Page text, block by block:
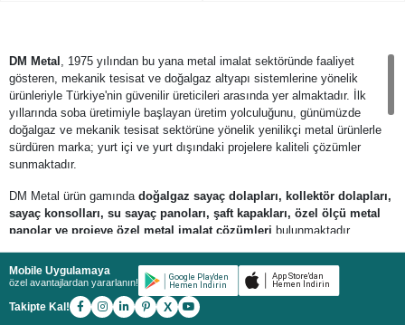
DM Metal , 1975 yılından bu yana metal imalat sektöründe faaliyet
gösteren, mekanik tesisat ve doğalgaz altyapı sistemlerine yönelik
ürünleriyle Türkiye'nin güvenilir üreticileri arasında yer almaktadır. İlk
yıllarında soba üretimiyle başlayan üretim yolculuğunu, günümüzde
doğalgaz ve mekanik tesisat sektörüne yönelik yenilikçi metal ürünlerle
sürdüren marka; yurt içi ve yurt dışındaki projelere kaliteli çözümler
sunmaktadır.
DM Metal ürün gamında doğalgaz sayaç dolapları, kollektör dolapları,
sayaç konsolları, su sayaç panoları, şaft kapakları, özel ölçü metal
panolar ve projeye özel metal imalat çözümleri bulunmaktadır.
ve uzun ömürlü kullanım özellikleri sayesinde konut, ticari bina ve
endüstriyel projelerde güvenle tercih edilmektedir.
DM Metal ürünleri;doğalgaz tesisatları, mekanik tesisat uygulamaları,
Mobile Uygulamaya
özel avantajlardan yararlanın!
Takipte Kal! X